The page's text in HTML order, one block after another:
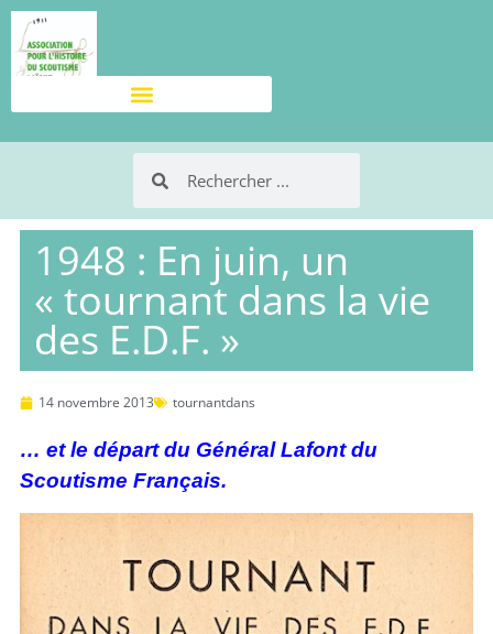
1948 : En juin, un
« tournant dans la vie
des E.D.F. »
14 novembre 2013 tournantdans
… et le départ du Général Lafont du
Scoutisme Français.